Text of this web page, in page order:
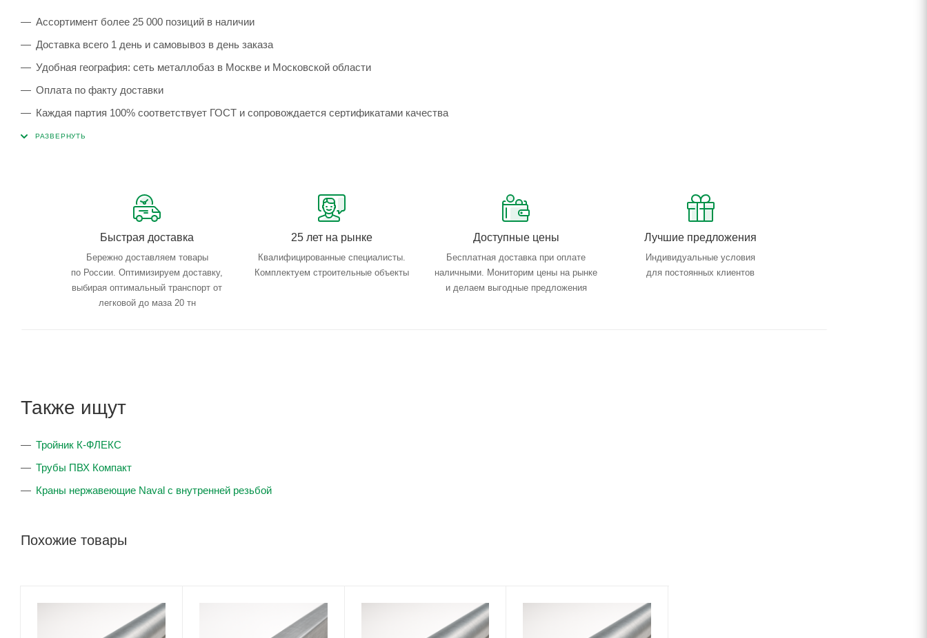
Ассортимент более 25 000 позиций в наличии
Доставка всего 1 день и самовывоз в день заказа
Удобная география: сеть металлобаз в Москве и Московской области
Оплата по факту доставки
Каждая партия 100% соответствует ГОСТ и сопровождается сертификатами качества
Сервисные услуги: резка, гибка, металлообработка
Быстрая доставка
Бережно доставляем товары
по России. Оптимизируем доставку,
выбирая оптимальный транспорт от
легковой до маза 20 тн
25 лет на рынке
Квалифицированные специалисты.
Комплектуем строительные объекты
Доступные цены
Бесплатная доставка при оплате
наличными. Мониторим цены на рынке
и делаем выгодные предложения
Лучшие предложения
Индивидуальные условия
для постоянных клиентов
Также ищут
Тройник К-ФЛЕКС
Трубы ПВХ Компакт
Краны нержавеющие Naval с внутренней резьбой
Похожие товары